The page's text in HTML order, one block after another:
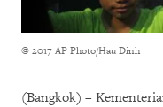
© 2017 AP Photo/Hau Dinh
(Bangkok) –